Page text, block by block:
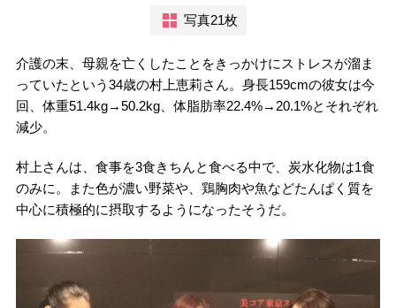
写真21枚
介護の末、母親を亡くしたことをきっかけにストレスが溜ま
っていたという34歳の村上恵莉さん。身長159cmの彼女は今
回、体重51.4kg→50.2kg、体脂肪率22.4%→20.1%とそれぞれ
減少。
村上さんは、食事を3食きちんと食べる中で、炭水化物は1食
のみに。また色が濃い野菜や、鶏胸肉や魚などたんぱく質を
中心に積極的に摂取するようになったそうだ。